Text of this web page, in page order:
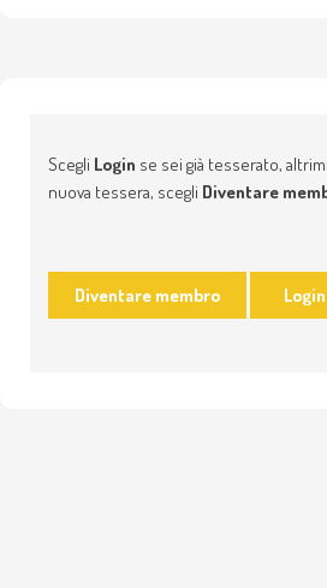
Scegli Login se sei già tesserato,
nuova tessera, scegli Diventare
Diventare membro Login